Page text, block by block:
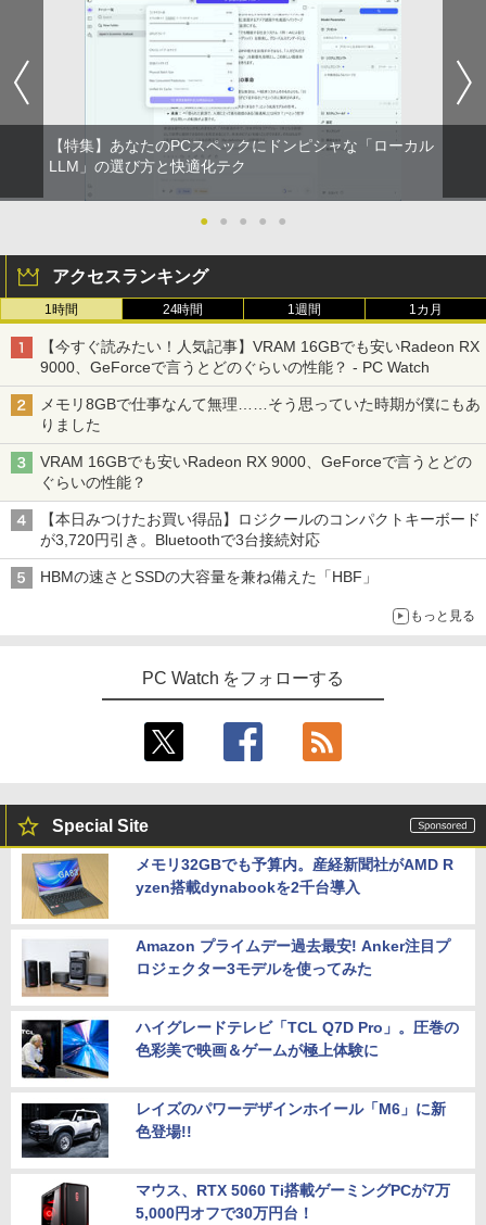
【今だけ】全品ポイント10倍 お買い物マ
ラソン★8/4～8/11★中古パソコン ノー
トPC Lenovo ThinkPad E590 Core i3 8
145U メモリ8GB / 16GB / 32GB SSD M.
2 PCIe256GB / 512GB / 1TB Windows1
1 Pro 64bit【送料無料】【1年保証】
￥15,800
【マラソンセール期間中ポイント5倍】
Core i5 富士通 LIFEBOOK A579/B メモ
リ8GB HDD500GB 15.6インチ HDMI テ
ンキー DVD-ROM 初期設定済 すぐ使え
る 7日保証 送料無料 2営業日以内に発送
￥17,980
キー搭載内蔵】中古ノートパソコン 東芝
dynabook B55 シリーズ 15.6インチ Co
ows11 DVDドライブ Bluetooth HDMI O
ffice付き 中古パソコン 中古ノートPC 整
備済み
￥14,555
H&B 搭載｜中古 ノートパソコン Windo
ws11 Office付｜スペック Core i5 第7世
キー DVDドライブ搭載 CD DVD 再生可
｜中古パソコン 中古ノートパソコン 中古
5
MS限定クーポンあり! 【Win11正式対
2GB 新品 SSD 256GB 高性能 第8世代 C
ore i5搭載 DVD 中古ノートパソコン Win
dows11 Pro 店長オススメ おまかせ 15.6
￥29,800
「3500U/4300Uより速い」 NiPoGi ミニ
pc Ryzen Embedded R2544初登場 8G
B+256GB 4TB拡張可 mini pc Windows
11 Pro 動作より高速 4K×3画面出力 ミニ
パソコン HDMI2.0+DP1.4 静音性 小型pc
豊富な端子Type-C USB3.2 有線LAN WI
FI5/BT4.2 省電力 オフィス/学習向け P2
￥33,800
3070 Micro 第9世代 Core i5 Windows1
1 Pro メモリ 8GB/16GB SSD 256GB/51
2GB USB無線LANアダプター付属 HDMI
DisplayPort WPS Office付き デスクト
コンパクト デスクトップPC
￥35,000
超得2,500円OFF&P2倍｜Windows11正
第8世代｜HP 中古デスクトップパソコン
Windows11 office付き｜メモリ8GB SS
D256GB HDD500GB｜ デスクトップ Mi
crosoft office 第8世代以降｜セット購入
可能｜デスクトップ 中古｜中古PC
デスクトップパソコン Windows11 Offic
Core i5-6500 i5 i7-14700F｜ SSD 256G
B～2TB｜メモリ 8～64GB DDR4/5｜ デ
eスポーツ入門 Geforce GT1030搭載！
Win11 Office 24型液晶 ゲーミングキー
ボード・マウス[8世代 Corei5 8GB SSD2
￥65,980
【中古良品】【安心保証】Princeton 21.
5型ワイドカラー液晶ディスプレイ PTF
WDE-22W / PTFBDE-22W ブラック/ ホ
ワイト色 スピーカー搭載 プリンストン
￥4,050
ター 14インチ フルHD IPSパネル 非光沢
タッチ式/非タッチ式選択可能 Type-C対
サブディスプレイ デュアルモニター テレ
ワーク ミニPC対応 EVICIV
￥11,999
3
【期間限定5%OFFクーポン 8/12 10時ま
で】 モニター 27インチ 100Hz FHD VA
ノングレアタイプ 壁掛け対応 省スペース
角度調整 高視野角 178° Adaptive-Sync
￥13,980
モニター 21.5インチ/23.8インチ/27イン
チ フルhd 高画質 100Hz VA ノングレア
ハイビジョン 21インチ 液晶モニター ア
イリスオーヤマ DT-JF *
￥11,980
【2026年最新改良版・高級金属製】【タ
ッチ選択】モバイルモニター 15.6インチ
タッチパネル ワイヤレス接続 電池内蔵
自立スタンド モバイルモニター スタンド
ゲーミングモニター 1080PフルHD 高画
￥14,580
ちいかわ なんか小さくてかわいいやつ
（7）なんか飛び出ていろいろ貼れるフォ
トアルバム付き特装版 （講談社キャラク
ターズA） [ ナガノ ]
￥3,630
イティブ英語書き写し [ ブレット・リン
ゼイ ]
￥1,980
3
楽譜 【取寄品】UN275 輸入 フラッシン
グ・ウィンズ【メール便不可商品】【沖
縄・離島以外送料無料】
￥30,030
ー＞ [雑誌]
￥1,689
￥2,750
【特集】あなたのPCスペックにドンピシャな「ローカル
LLM」の選び方と快適化テク
● ● ● ● ●
アクセスランキング
1時間 24時間 1週間 1カ月
【今すぐ読みたい！人気記事】VRAM 16GBでも安いRadeon RX
9000、GeForceで言うとどのぐらいの性能？ - PC Watch
メモリ8GBで仕事なんて無理……そう思っていた時期が僕にもあ
りました
VRAM 16GBでも安いRadeon RX 9000、GeForceで言うとどの
ぐらいの性能？
【本日みつけたお買い得品】ロジクールのコンパクトキーボード
が3,720円引き。Bluetoothで3台接続対応
HBMの速さとSSDの大容量を兼ね備えた「HBF」
もっと見る
PC Watch をフォローする
Special Site
メモリ32GBでも予算内。産経新聞社がAMD R
yzen搭載dynabookを2千台導入
Amazon プライムデー過去最安! Anker注目プ
ロジェクター3モデルを使ってみた
ハイグレードテレビ「TCL Q7D Pro」。圧巻の
色彩美で映画＆ゲームが極上体験に
レイズのパワーデザインホイール「M6」に新
色登場!!
マウス、RTX 5060 Ti搭載ゲーミングPCが7万
5,000円オフで30万円台！